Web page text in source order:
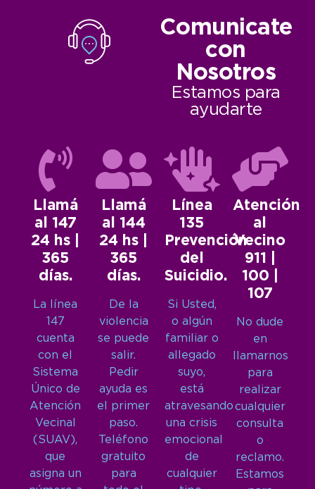
Comunicate
con
Nosotros
Estamos para
ayudarte
Llamá
al 147
24 hs |
365
días.
La línea
147
cuenta
con el
Sistema
Único de
Atención
Vecinal
(SUAV),
que
asigna un
Llamá
al 144
24 hs |
365
días.
De la
violencia
se puede
salir.
Pedir
ayuda es
el primer
paso.
Teléfono
gratuito
para
Línea
135
Prevención
del
Suicidio.
Si Usted,
o algún
familiar o
allegado
suyo,
está
atravesando
una crisis
emocional
de
cualquier
Atención
al
Vecino
911 |
100 |
107
No dude
en
llamarnos
para
realizar
cualquier
consulta
o
reclamo.
Estamos